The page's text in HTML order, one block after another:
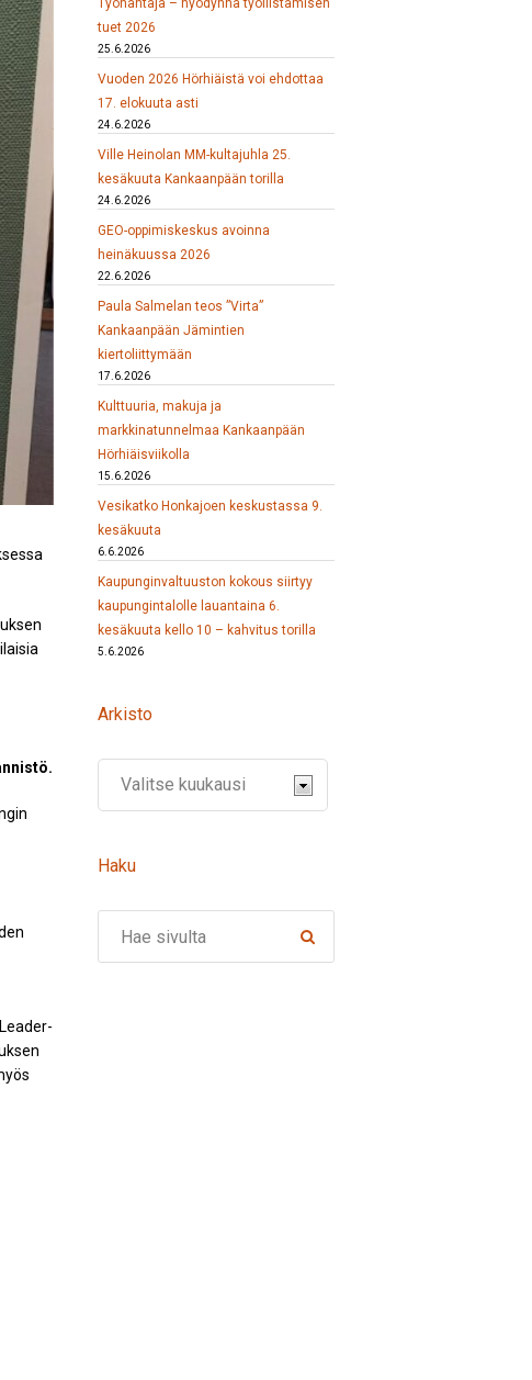
Työnantaja – hyödynnä työllistämisen
tuet 2026
25.6.2026
Vuoden 2026 Hörhiäistä voi ehdottaa
17. elokuuta asti
24.6.2026
Ville Heinolan MM-kultajuhla 25.
kesäkuuta Kankaanpään torilla
24.6.2026
GEO-oppimiskeskus avoinna
heinäkuussa 2026
22.6.2026
Paula Salmelan teos ”Virta”
Kankaanpään Jämintien
kiertoliittymään
17.6.2026
Kulttuuria, makuja ja
markkinatunnelmaa Kankaanpään
Hörhiäisviikolla
15.6.2026
Vesikatko Honkajoen keskustassa 9.
kesäkuuta
6.6.2026
Kaupunginvaltuuston kokous siirtyy
kaupungintalolle lauantaina 6.
kesäkuuta kello 10 – kahvitus torilla
5.6.2026
Arkisto
Haku